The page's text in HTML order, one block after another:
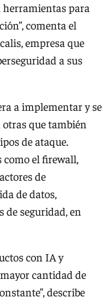
para
comenta el
empresa que
a sus
a implementar y se
que también
de ataque.
el firewall,
de
de datos,
de seguridad, en
con IA y
cantidad de
describe